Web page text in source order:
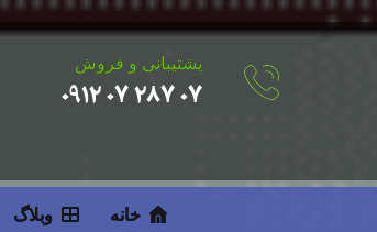
پشتیبانی و فروش
۰۷ ۲۸۷ ۰۷ ۰۹۱۲
خانه وبلاگ